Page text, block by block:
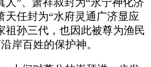
人”、萧祥叔封为“永宁神化济
天任封为“水府灵通广济显应
祖孙三代，也因此被尊为渔民
岸百姓的保护神。